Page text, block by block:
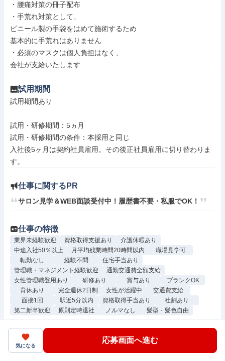
・腰痛対策の冊子配布
・手荒れ対策として、
ビニール製の手袋をはめて施術するため
基本的に手荒れはありません
・必須のマスクは個人負担はなく、
会社が支給いたします
試用期間
試用期間あり
試用・研修期間：5ヵ月
試用・研修期間の条件：本採用と同じ
入社後5ヶ月は契約社員雇用。その後正社員雇用に切り替わりま
仕事に関するPR
サロン見学＆WEB面談受付中！履歴書不要・私服でOK！
仕事の特徴
業界未経験歓迎 資格取得支援あり
介護休暇あり
中途入社50％以上
月平均残業時間20時間以内
職場見学可
転勤なし
経験不問
住宅手当あり
管理職・マネジメント経験歓迎
通勤交通費全額支給
女性管理職登用あり
研修あり 賞与あり
ブランクOK
育休あり
完全週休2日制 女性が活躍中
交通費支給
面接1回
駅近5分以内 資格取得手当あり
社割あり
第二新卒歓迎
原則定時退社 ノルマなし 髪型・髪色自由
いま見ている求人へ応募してみましょう！
気になる
応募画面へ進む